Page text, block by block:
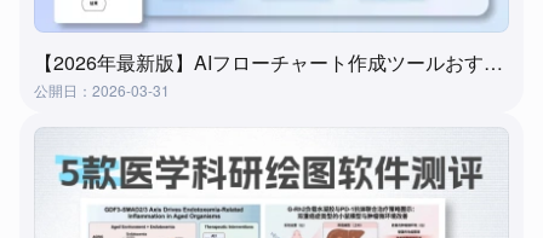
【2026年最新版】AIフローチャート作成ツールおすすめ7選｜3分で自動生成、初心者でも簡単
公開日：2026-03-31